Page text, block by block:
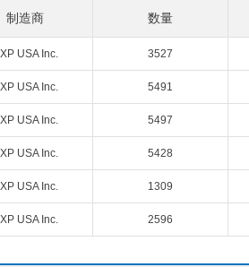
制造商 数量
USA Inc. 3527
USA Inc. 5491
USA Inc. 5497
USA Inc. 5428
USA Inc. 1309
USA Inc. 2596